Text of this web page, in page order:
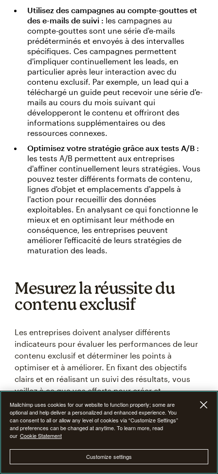
Utilisez des campagnes au compte-gouttes et
des e-mails de suivi : les campagnes au
compte-gouttes sont une série d'e-mails
prédéterminés et envoyés à des intervalles
spécifiques. Ces campagnes permettent
d'impliquer continuellement les leads, en
particulier après leur interaction avec du
contenu exclusif. Par exemple, un lead qui a
téléchargé un guide peut recevoir une série d'e-
mails au cours du mois suivant qui
développeront le contenu et offriront des
informations supplémentaires ou des
ressources connexes.
Optimisez votre stratégie grâce aux tests A/B :
les tests A/B permettent aux entreprises
d'affiner continuellement leurs stratégies. Vous
pouvez tester différents formats de contenu,
lignes d'objet et emplacements d'appels à
l'action pour recueillir des données
exploitables. En analysant ce qui fonctionne le
mieux et en optimisant leur méthode en
conséquence, les entreprises peuvent
améliorer l'efficacité de leurs stratégies de
maturation des leads.
Mesurez la réussite du
contenu exclusif
Les entreprises doivent analyser différents
indicateurs pour évaluer les performances de leur
contenu exclusif et déterminer les points à
optimiser et à améliorer. En fixant des objectifs
clairs et en réalisant un suivi des résultats, vous
veillez à ce que vos efforts pour créer et
promouvoir du contenu exclusif donnent des
résultats tangibles.
Certainsindicateurs clés de performance (ICP)
pour le contenu exclusif peuvent inclure le nombre
de téléchargements ou de vues, le taux de
Mailchimp uses cookies for our website to function properly; some are
optional and help deliver a personalized and enhanced experience. You
can consent to all or allow any level of cookies via “Customize Settings”
and preferences can be changed at anytime. To learn more, read
our Cookie Statement
Customize settings